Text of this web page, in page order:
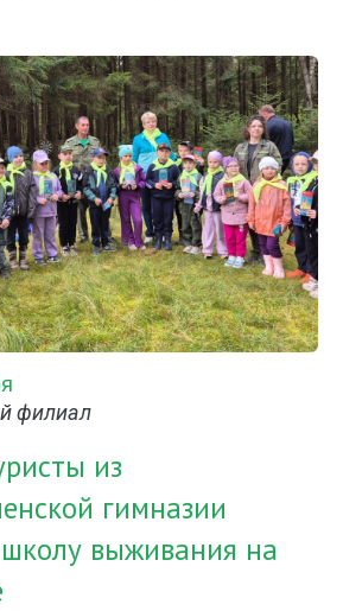
филиал
из
гимназии
выживания на